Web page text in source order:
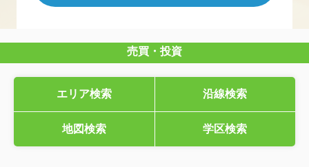
売買・投資
エリア検索 沿線検索
地図検索 学区検索